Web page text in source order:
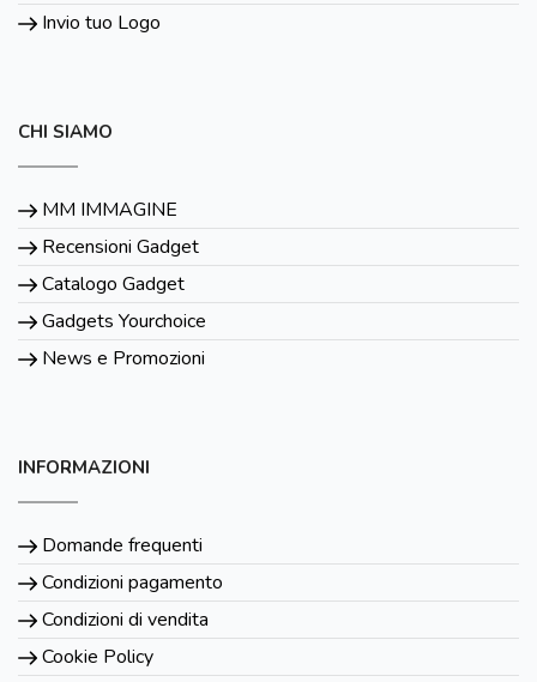
Invio tuo Logo
CHI SIAMO
MM IMMAGINE
Recensioni Gadget
Catalogo Gadget
Gadgets Yourchoice
News e Promozioni
INFORMAZIONI
Domande frequenti
Condizioni pagamento
Condizioni di vendita
Cookie Policy